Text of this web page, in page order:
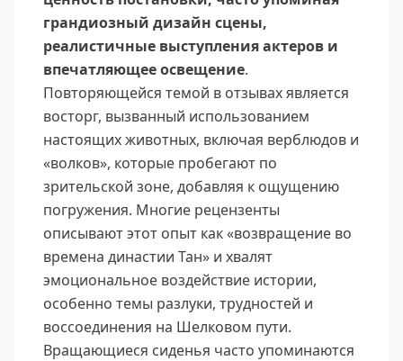
грандиозный дизайн сцены,
реалистичные выступления актеров и
впечатляющее освещение.
Повторяющейся темой в отзывах является
восторг, вызванный использованием
настоящих животных, включая верблюдов и
«волков», которые пробегают по
зрительской зоне, добавляя к ощущению
погружения. Многие рецензенты
описывают этот опыт как «возвращение во
времена династии Тан» и хвалят
эмоциональное воздействие истории,
особенно темы разлуки, трудностей и
воссоединения на Шелковом пути.
Вращающиеся сиденья часто упоминаются